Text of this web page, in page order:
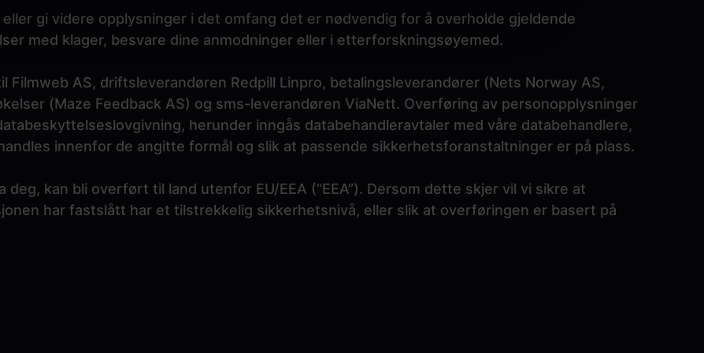
gi videre opplysninger i det omfang det er nødvendig for å overholde gjeldende
med klager, besvare dine anmodninger eller i etterforskningsøyemed.
AS, driftsleverandøren Redpill Linpro, betalingsleverandører (Nets Norway AS,
(Maze Feedback AS) og sms-leverandøren ViaNett. Overføring av personopplysninger
herunder inngås databehandleravtaler med våre databehandlere,
innenfor de angitte formål og slik at passende sikkerhetsforanstaltninger er på plass.
kan bli overført til land utenfor EU/EEA (“EEA”). Dersom dette skjer vil vi sikre at
har fastslått har et tilstrekkelig sikkerhetsnivå, eller slik at overføringen er basert på